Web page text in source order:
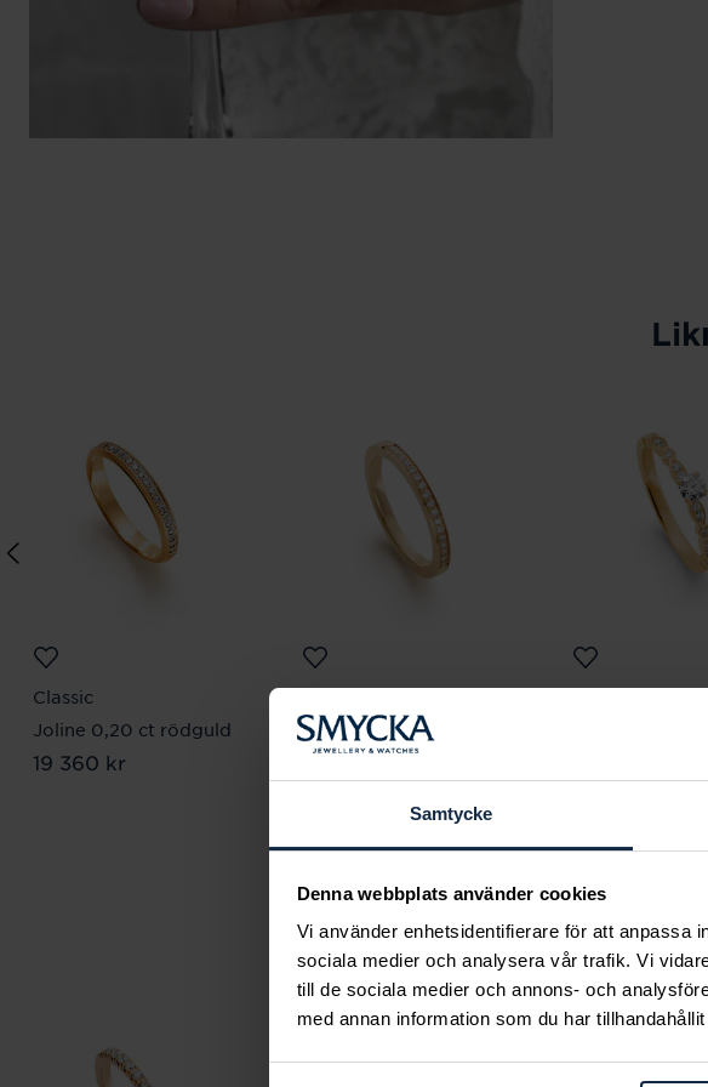
Samtycke
Denna webbplats använder cookies
Vi använder enhetsidentifierare för att anpassa
sociala medier och analysera vår trafik. Vi
till de sociala medier och annons- och
med annan information som du har
Classic
Joline 0,20 ct rödguld
Pris:19 360 kr
19 360 kr
Susanne 0,17 ct